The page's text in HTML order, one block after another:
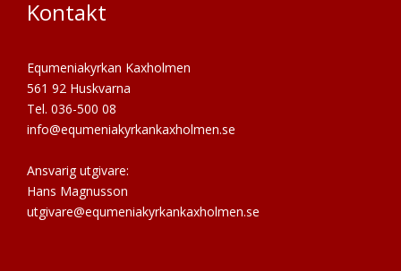
Kontakt
Equmeniakyrkan Kaxholmen
561 92 Huskvarna
Tel. 036-500 08
info@equmeniakyrkankaxholmen.se
Ansvarig utgivare:
Hans Magnusson
utgivare@equmeniakyrkankaxholmen.se